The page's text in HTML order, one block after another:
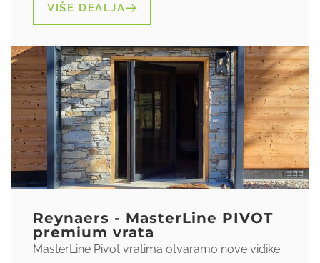
VIŠE DEALJA
Reynaers - MasterLine PIVOT
premium vrata
MasterLine Pivot vratima otvaramo nove vidike